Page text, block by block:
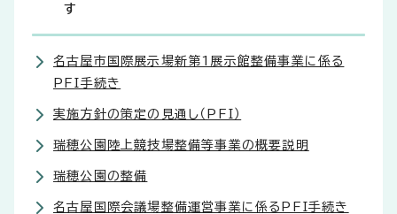
す
名古屋市国際展示場新第1展示館整備事業に係る
PFI手続き
実施方針の策定の見通し（PFI）
瑞穂公園陸上競技場整備等事業の概要説明
瑞穂公園の整備
名古屋国際会議場整備運営事業に係るPFI手続き